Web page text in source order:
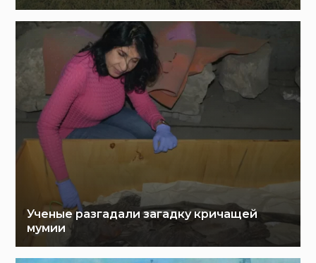
Ученые разгадали загадку кричащей
мумии